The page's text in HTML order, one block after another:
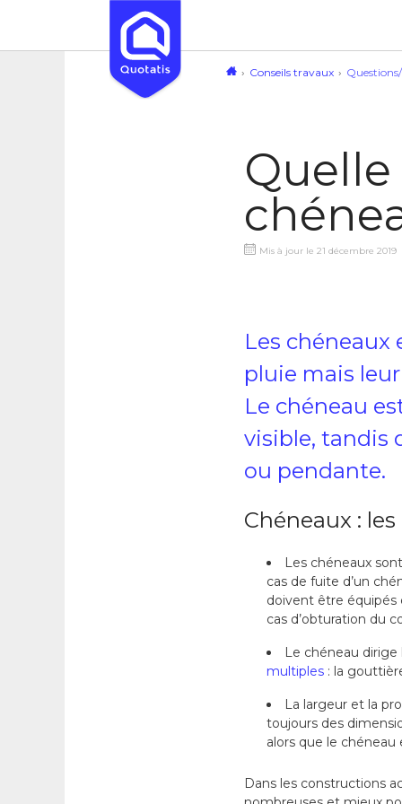
Conseils travaux
Mis à jour le 21 décembre 2019
Les
pluie mais
Le chéneau
visible, tandis
ou pendante.
Chéneaux :
Les chéneaux
cas de fuite d’un
doivent être équipés
cas d’obturation du
Le chéneau
multiples : la
La largeur et la
toujours des
alors que le
Dans les constructions